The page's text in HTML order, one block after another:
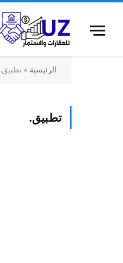
الرئيسية » تطبيق.
تطبيق.